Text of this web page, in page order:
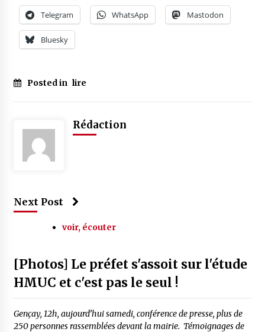
Telegram WhatsApp Mastodon
Bluesky
Posted in lire
Rédaction
Next Post
voir, écouter
[Photos] Le préfet s'assoit sur l'étude
HMUC et c'est pas le seul !
Gençay, 12h, aujourd’hui samedi, conférence de presse, plus de
250 personnes rassemblées devant la mairie. Témoignages de